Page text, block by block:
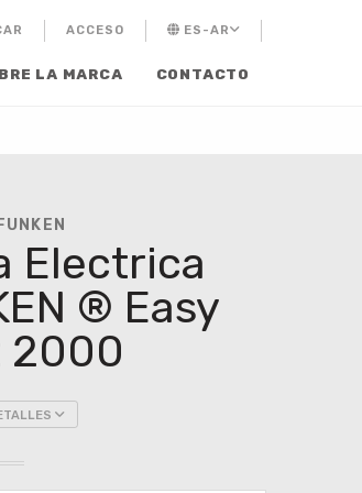
ACCESO ES-AR
LA MARCA CONTACTO
Electrica
® Easy
2000